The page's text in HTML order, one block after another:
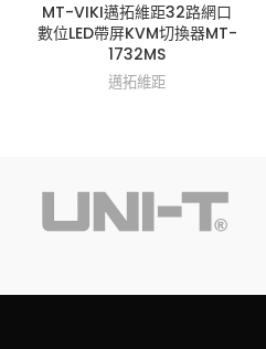
MT-VIKI邁拓維距32路網口
數位LED帶屏KVM切換器MT-
1732MS
邁拓維距